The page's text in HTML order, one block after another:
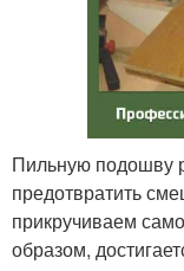
Пильную подошву
предотвратить
прикручиваем
образом,